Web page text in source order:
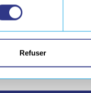
Refuser